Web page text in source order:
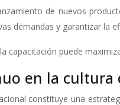
de nuevos
demandas y garantizar la
capacitación puede
en la cultura
constituye una